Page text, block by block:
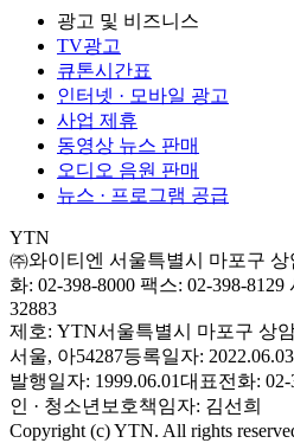
광고 및 비즈니스
TV광고
큐톤시간표
인터넷 · 모바일 광고
사업 제휴
동영상 뉴스 판매
오디오 음원 판매
뉴스 · 프로그램 공급
YTN
㈜와이티엔 서울특별시 마포구
화: 02-398-8000 팩스: 02-398-8129
32883
제호: YTN서울특별시 마포구 상
서울, 아54287등록일자: 2022.06.03
발행일자: 1999.06.01대표전화: 02-
인 · 청소년보호책임자: 김선희
Copyright (c) YTN. All rights